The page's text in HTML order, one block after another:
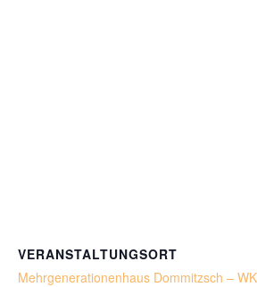
VERANSTALTUNGSORT
Mehrgenerationenhaus Dommitzsch –